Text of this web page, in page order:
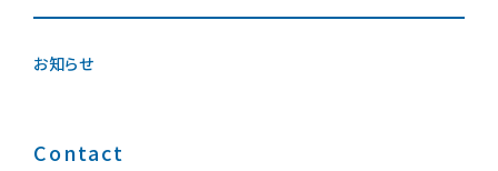
お知らせ
Contact